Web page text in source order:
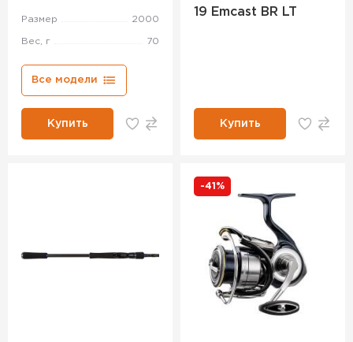
Размер 2000
Вес, г 70
Все модели
Купить
19 Emcast BR LT
Купить
-41%